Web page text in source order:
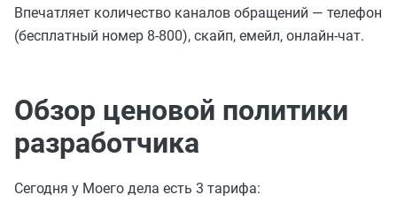
Впечатляет количество каналов обращений — телефон
(бесплатный номер 8-800), скайп, емейл, онлайн-чат.
Обзор ценовой политики
разработчика
Сегодня у Моего дела есть 3 тарифа: